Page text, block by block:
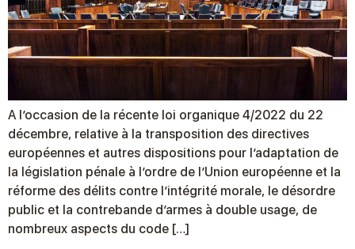
A l’occasion de la récente loi organique 4/2022 du 22
décembre, relative à la transposition des directives
européennes et autres dispositions pour l’adaptation de
la législation pénale à l’ordre de l’Union européenne et la
réforme des délits contre l’intégrité morale, le désordre
public et la contrebande d’armes à double usage, de
nombreux aspects du code […]